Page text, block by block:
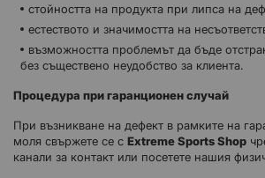
стойността на продукта при липса на
естеството и значимостта на
възможността проблемът да бъде
без съществено неудобство за клиента.
Процедура при гаранционен случай
При възникване на дефект в рамките на
моля свържете се с Extreme Sports Shop
канали за контакт или посетете нашия